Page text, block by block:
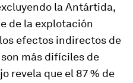
la Antártida,
de la explotación
efectos indirectos de
más difíciles de
revela que el 87 % de